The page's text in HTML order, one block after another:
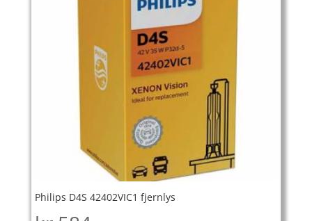
Philips D4S 42402VIC1 fjernlys